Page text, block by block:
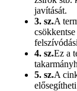
javítását.
3. sz.A
4. sz.Ez a
5. sz.A